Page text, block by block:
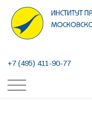
+7 (495) 411-90-77